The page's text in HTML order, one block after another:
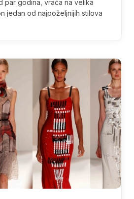
par godina, vraća na velika
jedan od najpoželjnijih stilova